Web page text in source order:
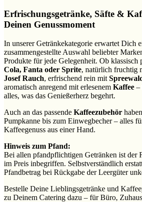
Erfrischungsgetränke, Säfte &
Deinen Genussmoment
In unserer Getränkekategorie erwartet Dich
zusammengestellte Auswahl beliebter
Produkte für jede Gelegenheit. Ob klassisch
Cola, Fanta oder Sprite, natürlich fruchtig
Josef Rauch, erfrischend rein mit
aromatisch anregend mit erlesenem Kaffee –
alles, was das Genießerherz begehrt.
Auch an das passende Kaffeezubehör
Pumpkanne bis zum Einwegbecher – alles
Kaffeegenuss aus einer Hand.
Hinweis zum Pfand:
Bei allen pfandpflichtigen Getränken ist der
im Preis inbegriffen. Selbstverständlich
Pfandbetrag bei Rückgabe der Leergüter
Bestelle Deine Lieblingsgetränke und
zu Deinem Catering dazu – für Büro,